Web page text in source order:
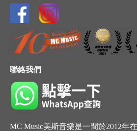
聯絡我們
MC Music美斯音樂是一間於2012年